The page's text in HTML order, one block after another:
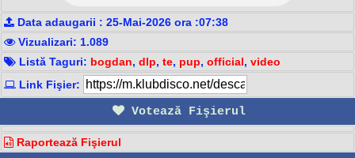
Data adaugarii : 25-Mai-2026 ora :07:38
Vizualizari: 1.089
Listă Taguri: bogdan, dlp, te, pup, official, video
Link Fişier:
Votează Fişierul
Raportează Fişierul